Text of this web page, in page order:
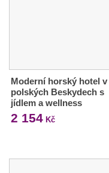
Moderní horský hotel v
polských Beskydech s
jídlem a wellness
2 154 Kč